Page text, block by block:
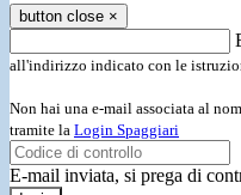
button close ×
all'indirizzo indicato con le
Non hai una e-mail associata al
tramite la Login Spaggiari
E-mail inviata, si prega di